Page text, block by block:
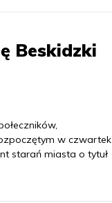
Beskidzki
w czwartek
starań miasta o tytuł